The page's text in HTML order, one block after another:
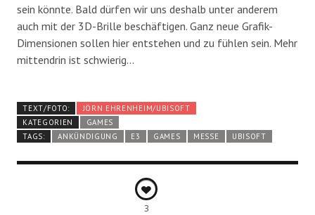
sein könnte. Bald dürfen wir uns deshalb unter anderem
auch mit der 3D-Brille beschäftigen. Ganz neue Grafik-
Dimensionen sollen hier entstehen und zu fühlen sein. Mehr
mittendrin ist schwierig…
TEXT/FOTO:
JÖRN EHRENHEIM/UBISOFT
KATEGORIEN
GAMES
TAGS:
ANKÜNDIGUNG E3 GAMES MESSE UBISOFT
3